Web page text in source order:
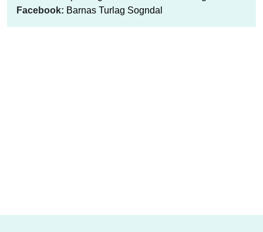
Facebook: Barnas Turlag Sogndal